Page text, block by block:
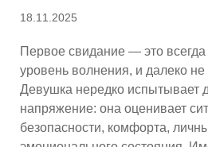
Опубликовано
18.11.2025
Первое свидание — это
уровень волнения, и далеко
Девушка нередко испытывает
напряжение: она оценивает
безопасности, комфорта,